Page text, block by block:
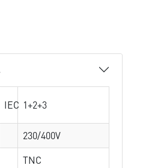
IEC 1+2+3
230/400V
TNC